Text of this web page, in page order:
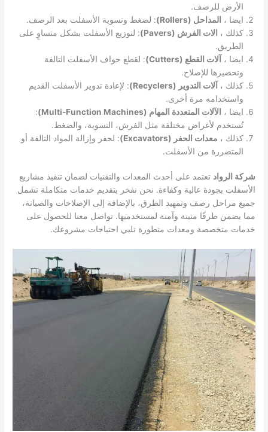
الأرض للرصف.
ايضا ، المداحل (Rollers)
: لضغط وتسوية الأسفلت بعد الرصف.
كذلك ، الات الفرش (Pavers)
: لتوزيع الأسفلت بشكل متساوٍ على
الطريق.
ايضا ،آلات القطع (Cutters)
: لقطع حواف الأسفلت التالفة
وتحضيرها للإصلاح.
كذلك ،آلات التدوير (Recyclers)
: لإعادة تدوير الأسفلت القديم
واستخدامه مرة أخرى.
ايضا ، الآلات المتعددة المهام (Multi-Function Machines)
:
تُستخدم لأغراض مختلفة مثل الفرش، التسوية، والضغط.
كذلك ، معدات الحفر (Excavators)
: لحفر وإزالة المواد التالفة أو
المتضررة من الأسفلت.
شركة الرواد تعتمد على أحدث المعدات والتقنيات لضمان تنفيذ مشاريع
الأسفلت بجودة عالية وكفاءة. نحن نفخر بتقديم خدمات متكاملة تشمل
جميع مراحل رصف وتمهيد الطرق، بالإضافة إلى الإصلاحات والصيانة،
مما يضمن طرقًا متينة وآمنة لمستخدميها. تواصل معنا للحصول على
خدمات متخصصة ومعدات متطورة تلبي احتياجات مشروعك.